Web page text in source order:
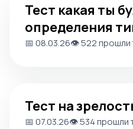
Тест какая ты
определения
📅 08.03.26👁️ 522 прошли
Тест на
📅 07.03.26👁️ 534 прошли